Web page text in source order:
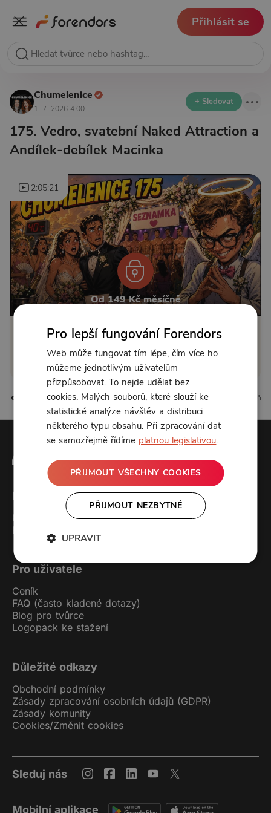
Přihlásit se
Chumelenice
1. 7. 2026 4:00
+ Sledovat
175. Vedro, svatební Naked Attraction a
Andílek-debílek Macinka
2:05:21
Od 149 Kč měsíčně
Klikněte pro odemčení
nebo sepřihlaste
105 líbí 35 komentářů
Forendors
Kontakt
Podcast studio
Pro uživatele
Ceník
FAQ (často kladené dotazy)
Blog pro tvůrce
Logopack ke stažení
Důležité odkazy
Obchodní podmínky
Zásady zpracování osobních údajů (GDPR)
Zásady komunity
Cookies/Změnit cookies
Sleduj nás
Mobilní aplikace
Pro lepší fungování Forendors
Web může fungovat tím lépe, čím více ho
můžeme jednotlivým uživatelům
přizpůsobovat. To nejde udělat bez
cookies. Malých souborů, které slouží ke
statistické analýze návštěv a distribuci
některého typu obsahu. Při zpracování dat
se samozřejmě řídíme platnou legislativou.
PŘIJMOUT VŠECHNY COOKIES
PŘIJMOUT NEZBYTNÉ
UPRAVIT